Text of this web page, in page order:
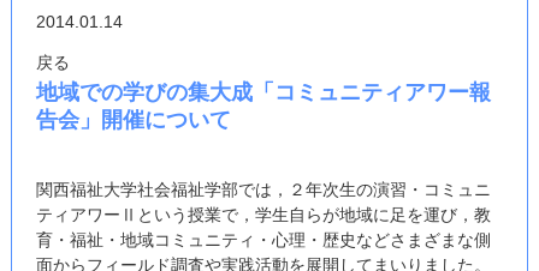
2014.01.14
戻る
地域での学びの集大成「コミュニティアワー報
告会」開催について
関西福祉大学社会福祉学部では，２年次生の演習・コミュニ
ティアワーⅡという授業で，学生自らが地域に足を運び，教
育・福祉・地域コミュニティ・心理・歴史などさまざまな側
面からフィールド調査や実践活動を展開してまいりました。